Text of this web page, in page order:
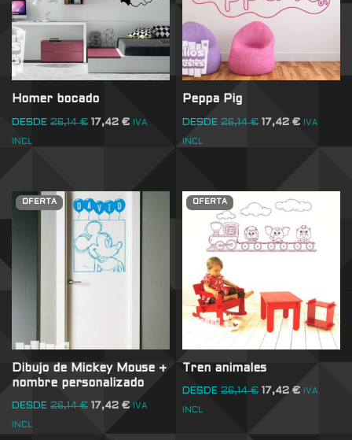
Homer bocado
DESDE 26,14€ 17,42 € IVA
INCL
Peppa Pig
DESDE 26,14€ 17,42€ IVA
INCL
OFERTA
Dibujo de Mickey Mouse +
nombre personalizado
DESDE 26,14€ 17,42 € IVA
INCL
OFERTA
Tren animales
DESDE 26,14€ 17,42€ IVA
INCL